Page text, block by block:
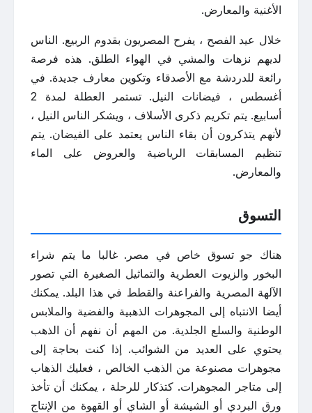
الأغنية والمعارض.
خلال عيد الفصح ، يفرح المصريون بقدوم الربيع. الناس
لديهم نزهات والمشي في الهواء الطلق. هذه فرصة
رائعة للدردشة مع الأصدقاء وتكوين معارف جديدة. في
أغسطس ، فيضانات النيل. تستمر العطلة لمدة 2
أسابيع. يتم تكريم ذكرى الأسلاف ، ويشكر الناس النيل ،
لأنهم يتذكرون أن بقاء الناس يعتمد على الفيضان. يتم
تنظيم المسابقات الرياضية والعروض على الماء
والمعارض.
التسوق
هناك جو تسوق خاص في مصر. غالبا ما يتم شراء
البخور والزيوت العطرية والتماثيل الصغيرة التي تصور
الآلهة المصرية والفراعنة والقطط في هذا البلد. يمكنك
أيضا الانتباه إلى المجوهرات الذهبية والفضية والملابس
الوطنية والسلع الجلدية. من المهم أن نفهم أن الذهب
يحتوي على العديد من الشوائب. إذا كنت بحاجة إلى
مجوهرات مصنوعة من الذهب الخالص ، فعليك الذهاب
إلى متاجر المجوهرات. كتذكار للرحلة ، يمكنك أن تأخذ
ورق البردي أو الشيشة أو الشاي أو القهوة من الإنتاج